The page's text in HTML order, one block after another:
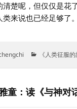
楚呢，但仅仅是花
来说也已经足够了。
分《人类征服
童：读《与神对